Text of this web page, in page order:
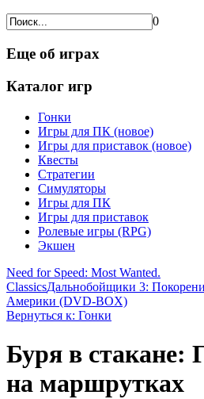
0
Еще об играх
Каталог игр
Гонки
Игры для ПК (новое)
Игры для приставок (новое)
Квесты
Стратегии
Симуляторы
Игры для ПК
Игры для приставок
Ролевые игры (RPG)
Экшен
Need for Speed: Most Wanted.
ClassicsДальнобойщики 3:
Америки (DVD-BOX)
Вернуться к: Гонки
Буря в стакане:
на маршрутках